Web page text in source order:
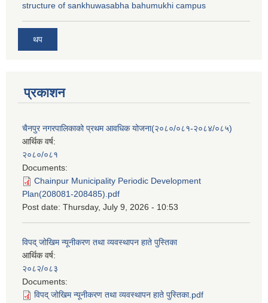
structure of sankhuwasabha bahumukhi campus
थप
प्रकाशन
चैनपुर नगरपालिकाको प्रथम आवधिक योजना(२०८०/०८१-२०८४/०८५)
आर्थिक वर्ष:
२०८०/०८१
Documents:
Chainpur Municipality Periodic Development
Plan(208081-208485).pdf
Post date: Thursday, July 9, 2026 - 10:53
विपद् जोखिम न्यूनीकरण तथा व्यवस्थापन हाते पुस्तिका
आर्थिक वर्ष:
२०८२/०८३
Documents:
विपद् जोखिम न्यूनीकरण तथा व्यवस्थापन हाते पुस्तिका.pdf